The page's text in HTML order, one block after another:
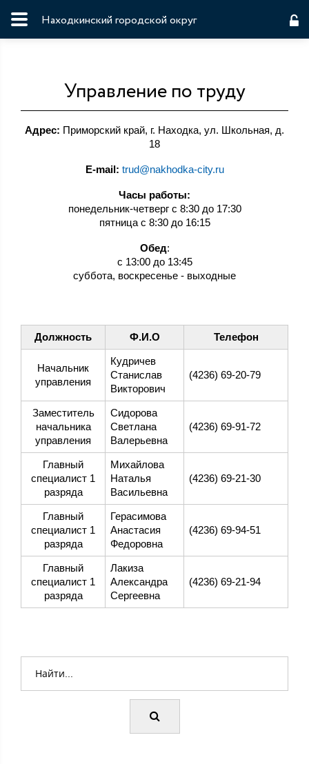
Находкинский городской округ
Управление по труду
Адрес: Приморский край, г. Находка, ул. Школьная, д.
18
E-mail: trud@nakhodka-city.ru
Часы работы:
понедельник-четверг с 8:30 до 17:30
пятница с 8:30 до 16:15
Обед:
с 13:00 до 13:45
суббота, воскресенье - выходные
Должность Ф.И.О Телефон
Начальник
управления
Кудричев
Станислав
Викторович
(4236) 69-20-79
Заместитель
начальника
управления
Сидорова
Светлана
Валерьевна
(4236) 69-91-72
Главный
специалист 1
разряда
Михайлова
Наталья
Васильевна
(4236) 69-21-30
Главный
специалист 1
разряда
Герасимова
Анастасия
Федоровна
(4236) 69-94-51
Главный
специалист 1
разряда
Лакиза
Александра
Сергеевна
(4236) 69-21-94